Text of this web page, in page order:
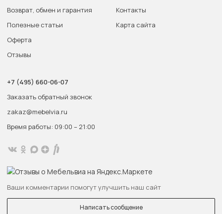
Возврат, обмен и гарантия
Полезные статьи
Оферта
Отзывы
Контакты
Карта сайта
+7 (495) 660-06-07
Заказать обратный звонок
zakaz@mebelvia.ru
Время работы: 09:00 – 21:00
Ваши комментарии помогут улучшить наш сайт
Написать сообщение